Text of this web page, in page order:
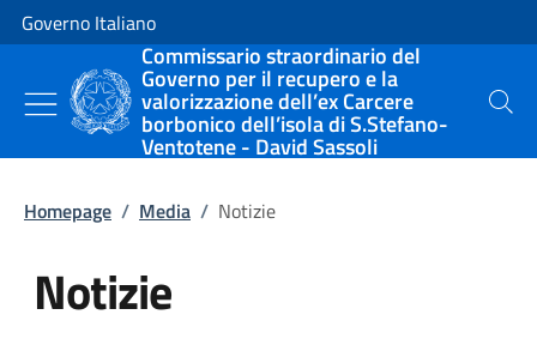
Vai al contenuto
Vai alla navigazione del sito
Governo Italiano
Commissario straordinario del
Governo per il recupero e la
valorizzazione dell’ex Carcere
borbonico dell’isola di S.Stefano-
Ventotene - David Sassoli
Cerca
Homepage / Media / Notizie
Notizie